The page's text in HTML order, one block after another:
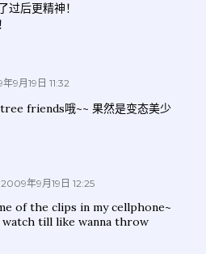
过后更精神！
9月19日 11:32
friends哦~~ 果然是变态美少
2009年9月19日 12:25
of the clips in my cellphone~
till like wanna throw